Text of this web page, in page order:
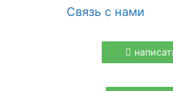
Связь с нами